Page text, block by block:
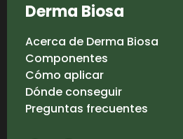
Derma Biosa
Acerca de Derma Biosa
Componentes
Cómo aplicar
Dónde conseguir
Preguntas frecuentes